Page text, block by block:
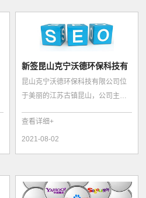
新签昆山克宁沃德环保科技有
限公司网站推...
昆山克宁沃德环保科技有限公司位
于美丽的江苏古镇昆山，公司主要
广泛用于室...
查看详细+
2021-08-02